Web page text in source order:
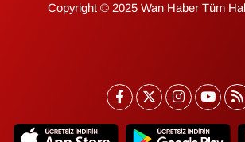
Copyright © 2025 Wan Haber Tüm